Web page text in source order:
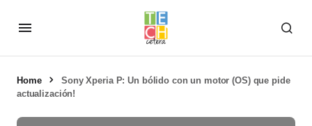
Home
Sony Xperia P: Un bólido con un motor (OS) que pide
actualización!